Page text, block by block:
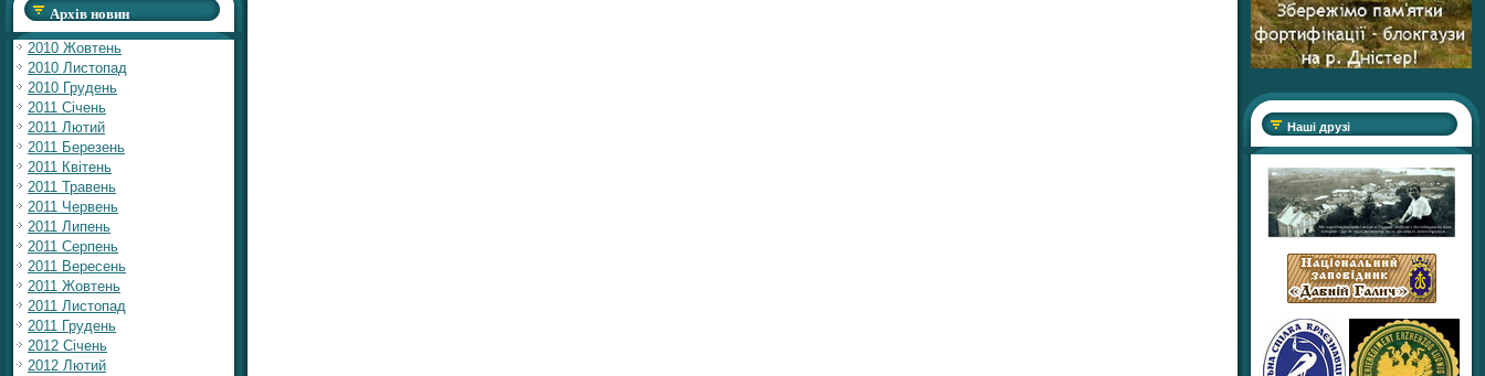
Архів новин
2010 Жовтень
2010 Листопад
2010 Грудень
2011 Січень
2011 Лютий
2011 Березень
2011 Квітень
2011 Травень
2011 Червень
2011 Липень
2011 Серпень
2011 Вересень
2011 Жовтень
2011 Листопад
2011 Грудень
2012 Січень
2012 Лютий
Наші друзі